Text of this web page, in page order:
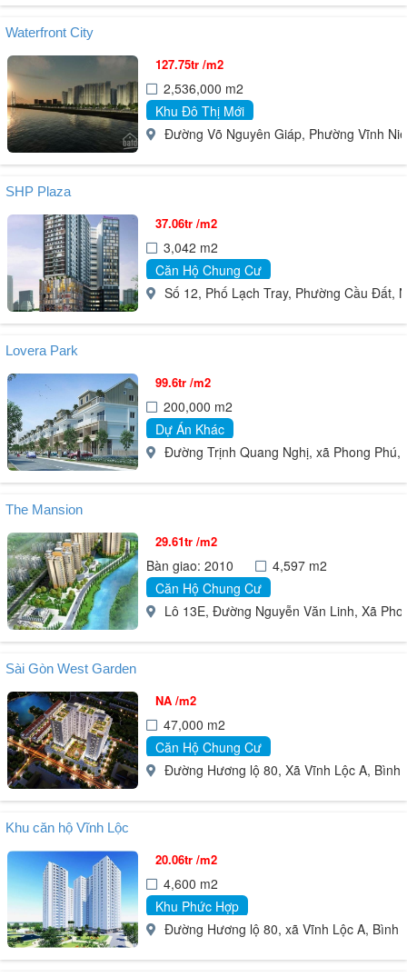
Waterfront City
127.75tr /m2
2,536,000 m2
Khu Đô Thị Mới
Đường Võ Nguyên Giáp, Phường Vĩnh
SHP Plaza
37.06tr /m2
3,042 m2
Căn Hộ Chung Cư
Số 12, Phố Lạch Tray, Phường Cầu Đất,
Lovera Park
99.6tr /m2
200,000 m2
Dự Án Khác
Đường Trịnh Quang Nghị, xã Phong
The Mansion
29.61tr /m2
Bàn giao: 2010
4,597 m2
Căn Hộ Chung Cư
Lô 13E, Đường Nguyễn Văn Linh, Xã
Sài Gòn West Garden
NA /m2
47,000 m2
Căn Hộ Chung Cư
Đường Hương lộ 80, Xã Vĩnh Lộc A, Bình
Khu căn hộ Vĩnh Lộc
20.06tr /m2
4,600 m2
Khu Phức Hợp
Đường Hương lộ 80, xã Vĩnh Lộc A, Bình